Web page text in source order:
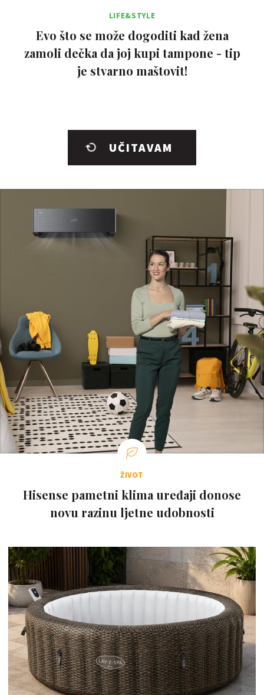
LIFE&STYLE
Evo što se može dogoditi kad žena
zamoli dečka da joj kupi tampone - tip
je stvarno maštovit!
UČITAVAM
ŽIVOT
Hisense pametni klima uređaji donose
novu razinu ljetne udobnosti